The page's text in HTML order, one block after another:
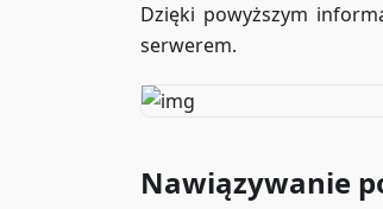
Dzięki powyższym
serwerem.
Nawiązywanie